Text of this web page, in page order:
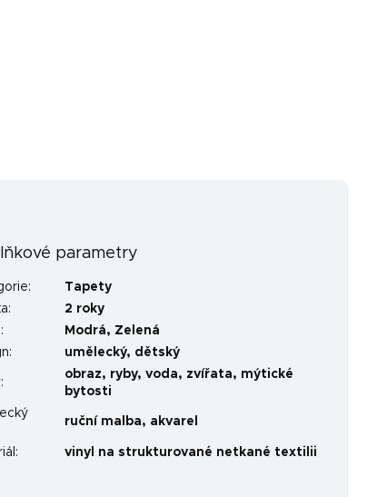
parametry
:
Tapety
:
2 roky
: Modrá, Zelená
: umělecký, dětský
:
obraz, ryby,voda, zvířata, mýtické
bytosti
ruční malba, akvarel
: vinyl na strukturované netkané textilii